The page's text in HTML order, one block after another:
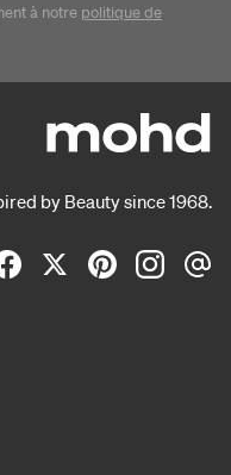
à notre politique de
by Beauty since 1968.